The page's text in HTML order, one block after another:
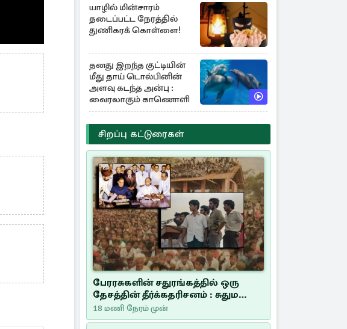
யாழில் மின்சாரம்
தடைப்பட்ட நேரத்தில்
துணிகரக் கொள்ளை!
தனது இறந்த குட்டியின்
மீது தாய் டொல்பினின்
அளவு கடந்த அன்பு :
வைரலாகும் காணொளி
சிறப்பு கட்டுரைகள்
பேரரசுகளின் சதுரங்கத்தில் ஒரு
தேசத்தின் தீர்க்கதரிசனம் : சுதுமலை
பிரகடனம் ஒரு வரலாற்றுப் பாடம்
18 மணி நேரம் முன்